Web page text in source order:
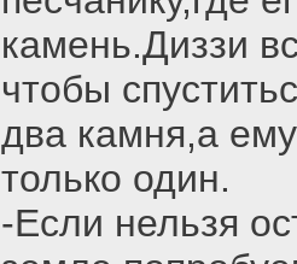
камень.Диззи
чтобы
два камня,а
только один.
-Если нельзя